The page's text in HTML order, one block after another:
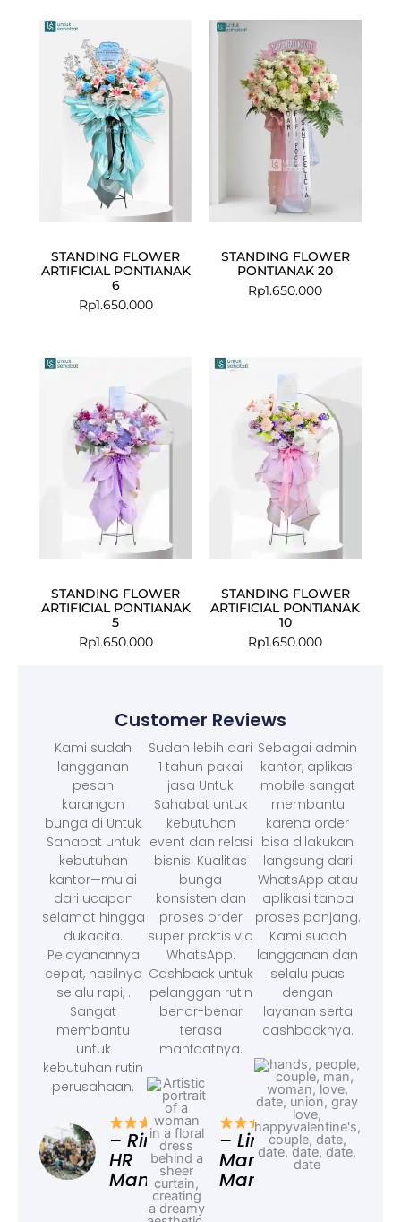
STANDING FLOWER
ARTIFICIAL PONTIANAK
6
Rp1.650.000
STANDING FLOWER
PONTIANAK 20
Rp1.650.000
STANDING FLOWER
ARTIFICIAL PONTIANAK
5
Rp1.650.000
STANDING FLOWER
ARTIFICIAL PONTIANAK
10
Rp1.650.000
Customer Reviews
Kami sudah
langganan
pesan
karangan
bunga di Untuk
Sahabat untuk
kebutuhan
kantor—mulai
dari ucapan
selamat hingga
dukacita.
Pelayanannya
cepat, hasilnya
selalu rapi, .
Sangat
membantu
untuk
kebutuhan rutin
perusahaan.
– Rina,
HR
Manager
Sudah lebih dari
1 tahun pakai
jasa Untuk
Sahabat untuk
kebutuhan
event dan relasi
bisnis. Kualitas
bunga
konsisten dan
proses order
super praktis via
WhatsApp.
Cashback untuk
pelanggan rutin
benar-benar
terasa
manfaatnya.
– Linda,
Marketing
Manager
Sebagai admin
kantor, aplikasi
mobile sangat
membantu
karena order
bisa dilakukan
langsung dari
WhatsApp atau
aplikasi tanpa
proses panjang.
Kami sudah
langganan dan
selalu puas
dengan
layanan serta
cashbacknya.